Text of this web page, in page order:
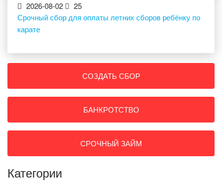
2026-08-02
25
Срочный сбор для оплаты летних сборов ребёнку по
карате
СОЗДАТЬ СБОР
БАНКРОТСТВО
СРОЧНЫЙ ЗАЙМ
Категории